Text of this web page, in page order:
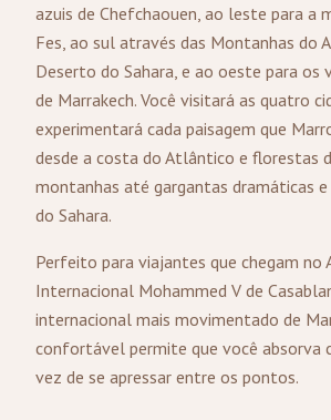
azuis de Chefchaouen, ao leste para a
Fes, ao sul através das Montanhas do
Deserto do Sahara, e ao oeste para os
de Marrakech. Você visitará as quatro
experimentará cada paisagem que
desde a costa do Atlântico e florestas
montanhas até gargantas dramáticas e
do Sahara.
Perfeito para viajantes que chegam no
Internacional Mohammed V de
internacional mais movimentado de
confortável permite que você absorva
vez de se apressar entre os pontos.